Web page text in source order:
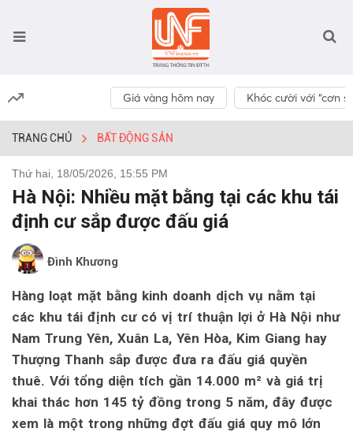
Giá vàng hôm nay Khóc cười với “cơn
TRANG CHỦ BẤT ĐỘNG SẢN
Thứ hai, 18/05/2026, 15:55 PM
Hà Nội: Nhiều mặt bằng tại các khu tái
định cư sắp được đấu giá
Đình Khương
Hàng loạt mặt bằng kinh doanh dịch vụ nằm tại
các khu tái định cư có vị trí thuận lợi ở Hà Nội như
Nam Trung Yên, Xuân La, Yên Hòa, Kim Giang hay
Thượng Thanh sắp được đưa ra đấu giá quyền
thuê. Với tổng diện tích gần 14.000 m² và giá trị
khai thác hơn 145 tỷ đồng trong 5 năm, đây được
xem là một trong những đợt đấu giá quy mô lớn